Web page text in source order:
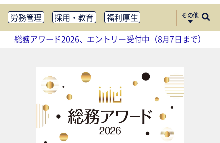
労務管理 採用・教育
福利厚生
健康経営
働き方改革
法務・コンプライアンス
社外・社内広報
社外・社内コミュニケーション活性化
FM・オフィス移転
CSR・SDGs
テクノロジー活用・DX
助成金・補助金・コスト削減
アウトソーシング・BPO
調査・レポート
その他
総務アワード2026、エントリー受付中（8月7日まで）